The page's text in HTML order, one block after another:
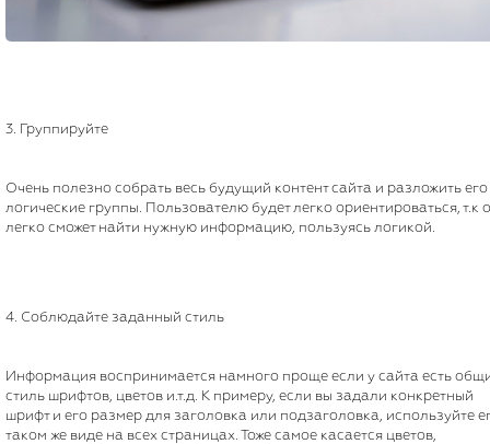
3. Группируйте
Очень полезно собрать весь будущий контент сайта и разложить
логические группы. Пользователю будет легко ориентироваться, т.к
легко сможет найти нужную информацию, пользуясь логикой.
4. Соблюдайте заданный стиль
Информация воспринимается намного проще если у сайта есть
стиль шрифтов, цветов и.т.д. К примеру, если вы задали конкретный
шрифт и его размер для заголовка или подзаголовка, используйте
таком же виде на всех страницах. Тоже самое касается цветов,